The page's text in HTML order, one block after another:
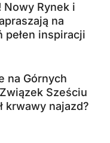
Nowy Rynek i
na
pełen inspiracji
na Górnych
Sześciu
krwawy najazd?